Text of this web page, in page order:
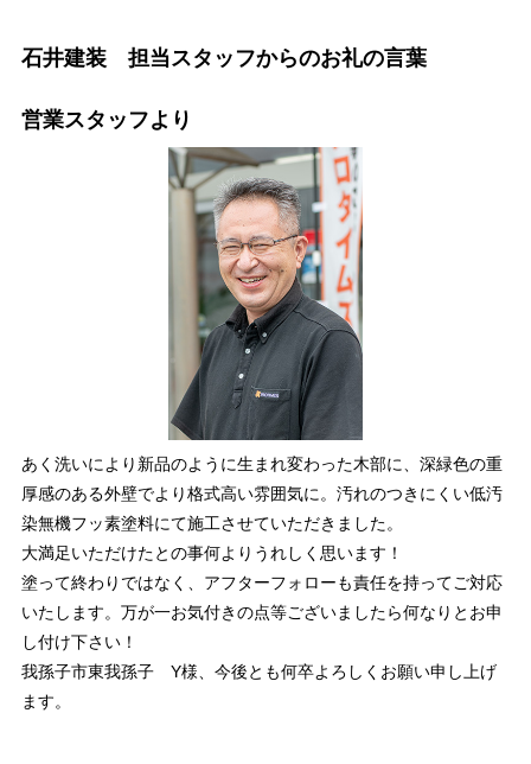
石井建装 担当スタッフからのお礼の言葉
営業スタッフより
あく洗いにより新品のように生まれ変わった木部に、深緑色の重
厚感のある外壁でより格式高い雰囲気に。汚れのつきにくい低汚
染無機フッ素塗料にて施工させていただきました。
大満足いただけたとの事何よりうれしく思います！
塗って終わりではなく、アフターフォローも責任を持ってご対応
いたします。万が一お気付きの点等ございましたら何なりとお申
し付け下さい！
我孫子市東我孫子 Y様、今後とも何卒よろしくお願い申し上げ
ます。